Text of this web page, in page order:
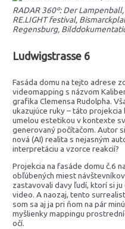
RADAR 360º: Der
RE.LIGHT festival,
Regensburg,
Ludwigstrasse 6
Fasáda domu na tejto adrese
videomapping s názvom
grafika Clemensa Rudolpha.
ukazujúce ruky – táto projekcia
umelou estetikou v kontexte
generovaný počítačom. Autor
nová (AI) realita s nejasným
interpretáciu a vzorce reakcií?
Projekcia na fasáde domu č.6
obľúbených miest
zastavovali davy ľudí, ktorí si
video. A naozaj, tento
som sa aj ja pri ňom na pár
myšlienky mappingu
očí.